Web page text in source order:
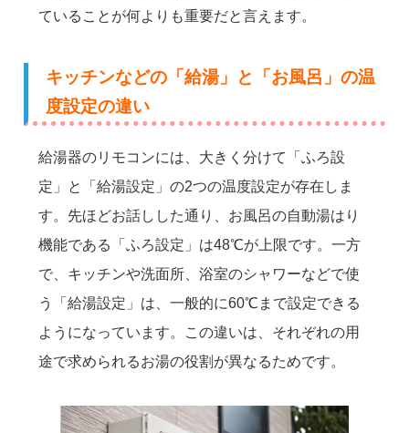
ていることが何よりも重要だと言えます。
キッチンなどの「給湯」と「お風呂」の温
度設定の違い
給湯器のリモコンには、大きく分けて「ふろ設
定」と「給湯設定」の2つの温度設定が存在しま
す。先ほどお話しした通り、お風呂の自動湯はり
機能である「ふろ設定」は48℃が上限です。一方
で、キッチンや洗面所、浴室のシャワーなどで使
う「給湯設定」は、一般的に60℃まで設定できる
ようになっています。この違いは、それぞれの用
途で求められるお湯の役割が異なるためです。